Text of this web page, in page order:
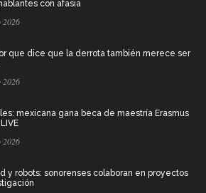
con afasia
2026
que dice que la derrota también merece ser
2026
mexicana gana beca de maestría Erasmus
2026
y robots: sonorenses colaboran en proyectos